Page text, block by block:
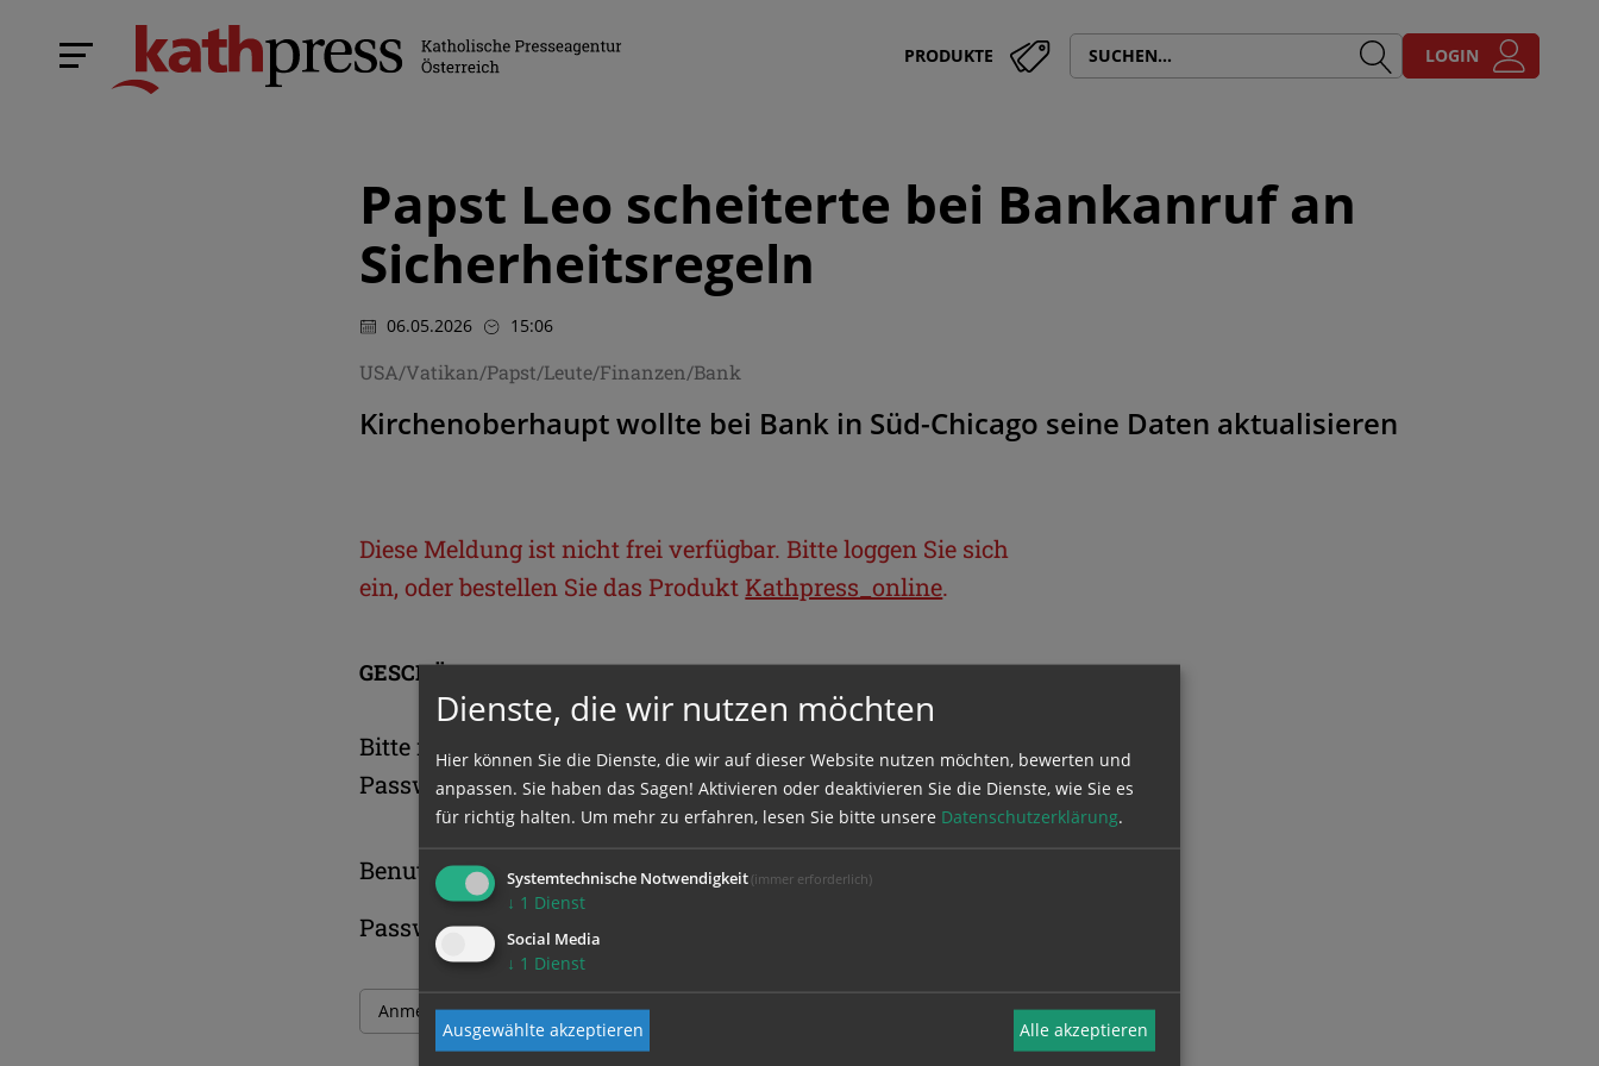
PRODUKTE LOGIN
Papst Leo scheiterte bei Bankanruf an
Sicherheitsregeln
06.05.2026 15:06
USA/Vatikan/Papst/Leute/Finanzen/Bank
Kirchenoberhaupt wollte bei Bank in Süd-Chicago seine Daten aktualisieren
Diese Meldung ist nicht frei verfügbar. Bitte loggen Sie sich
ein, oder bestellen Sie das Produkt Kathpress_online.
GESCHÜTZTER BEREICH
Bitte melden Sie sich mit Ihrem Benutzernamen und
Passwort an.
Benutzername
Passwort
Dienste, die wir nutzen möchten
Hier können Sie die Dienste, die wir auf dieser Website nutzen möchten, bewerten und
anpassen. Sie haben das Sagen! Aktivieren oder deaktivieren Sie die Dienste, wie Sie es
für richtig halten. Um mehr zu erfahren, lesen Sie bitte unsere Datenschutzerklärung.
Systemtechnische Notwendigkeit (immer erforderlich)
↓ 1 Dienst
Social Media
↓ 1 Dienst
Ausgewählte akzeptieren Alle akzeptieren